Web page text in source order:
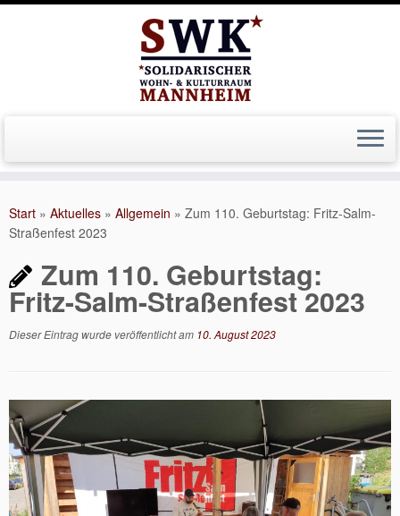
Inhalt
springen
Start » Aktuelles » Allgemein » Zum 110. Geburtstag: Fritz-Salm-
Straßenfest 2023
Zum 110. Geburtstag:
Fritz-Salm-Straßenfest 2023
Dieser Eintrag wurde veröffentlicht am 10. August 2023